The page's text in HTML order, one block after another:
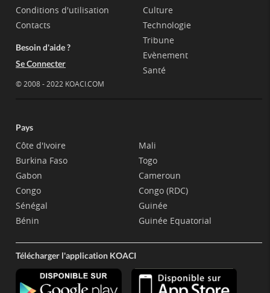
Conditions d'utilisation
Contacts
Besoin d'aide ?
Se Connecter
© 2008 - 2022 KOACI.COM
Culture
Technologie
Tribune
Evènement
Santé
Pays
Côte d'Ivoire
Burkina Faso
Gabon
Congo
Sénégal
Bénin
Mali
Togo
Cameroun
Congo (RDC)
Guinée
Guinée Equatorial
Télécharger l'application KOACI